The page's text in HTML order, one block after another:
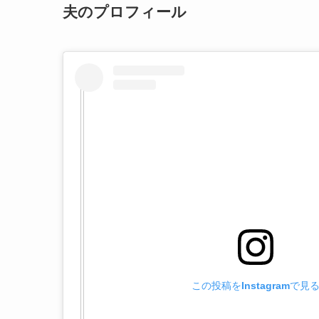
夫のプロフィール
この投稿をInstagramで見る